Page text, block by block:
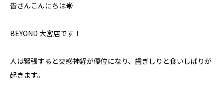
皆さんこんにちは☀️
BEYOND 大宮店です！
人は緊張すると交感神経が優位になり、歯ぎしりと食いしばりが
起きます。